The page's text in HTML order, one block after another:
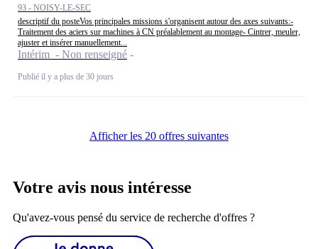
93 - NOISY-LE-SEC
descriptif du posteVos principales missions s'organisent autour des axes suivants:-
Traitement des aciers sur machines à CN préalablement au montage- Cintrer, meuler,
ajuster et insérer manuellement...
Intérim - Non renseigné
Publié il y a plus de 30 jours
Afficher les 20 offres suivantes
Votre avis nous intéresse
Qu'avez-vous pensé du service de recherche d'offres ?